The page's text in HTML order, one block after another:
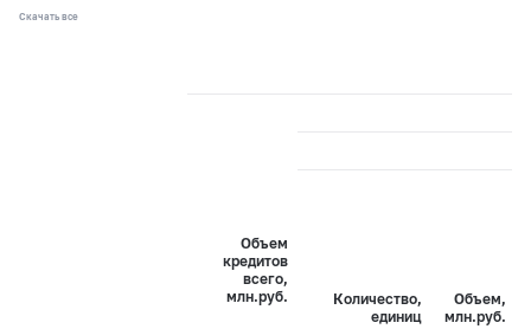
Скачать все
Объем
кредитов
всего,
млн.руб.
Количество,
единиц
Объем,
млн.руб.